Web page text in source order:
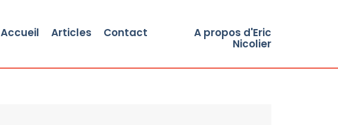
Accueil Articles Contact A propos d'Eric
Nicolier